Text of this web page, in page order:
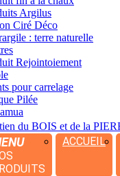
Argilus
Ciré Déco
: terre naturelle
Rejointoiement
pour carrelage
Pilée
du BOIS et de la
ACCUEIL